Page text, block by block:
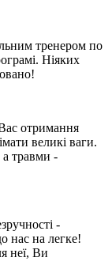
тренером по
Ніяких
отримання
великі ваги.
а травми -
-
нас на легке!
неї, Ви